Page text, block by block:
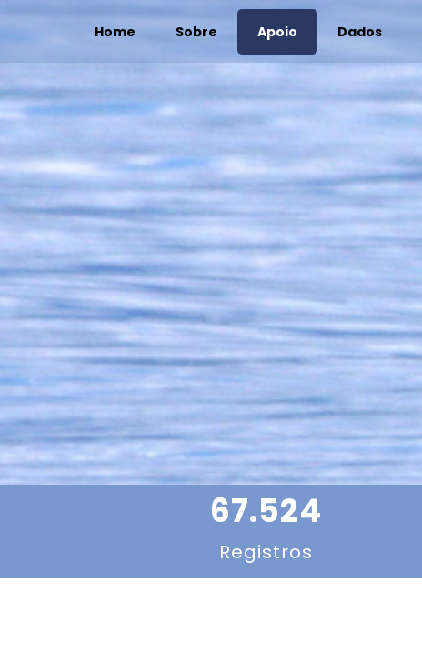
Home Sobre Apoio Dados
67.524
Registros